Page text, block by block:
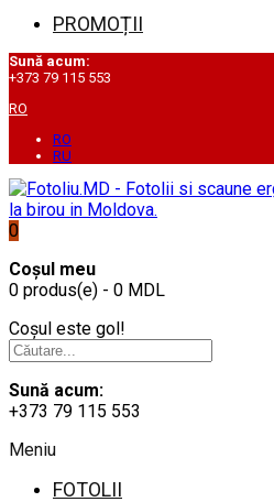
PROMOȚII
Sună acum:
+373 79 115 553
RO
RO
RU
0
Coșul meu
0 produs(e) - 0 MDL
Coșul este gol!
Sună acum:
+373 79 115 553
Meniu
FOTOLII